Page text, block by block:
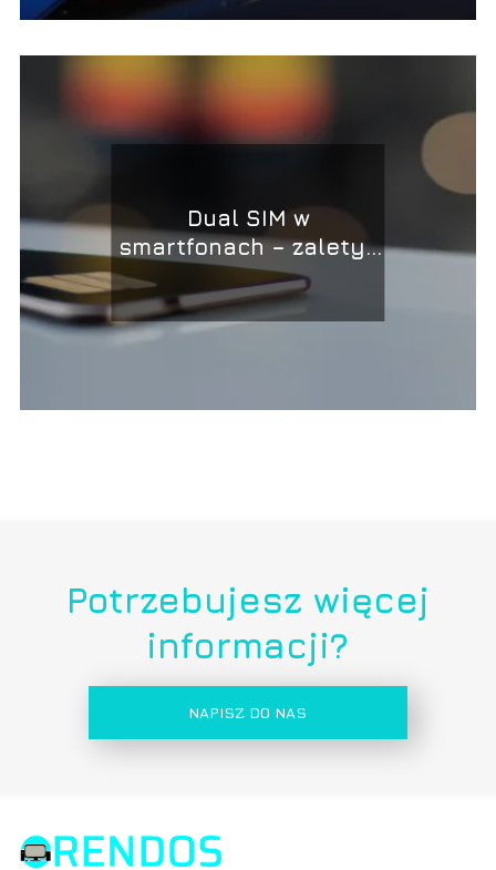
Dual SIM w
smartfonach – zalety i
wady korzystania z
dwóch kart
Potrzebujesz więcej
informacji?
NAPISZ DO NAS